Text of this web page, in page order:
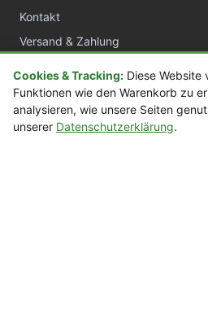
Kontakt
Versand & Zahlung
Widerrufsrecht
Datenschutz
Cookies & Tracking: Diese Website
Funktionen wie den Warenkorb zu
analysieren, wie unsere Seiten
unserer Datenschutzerklärung.